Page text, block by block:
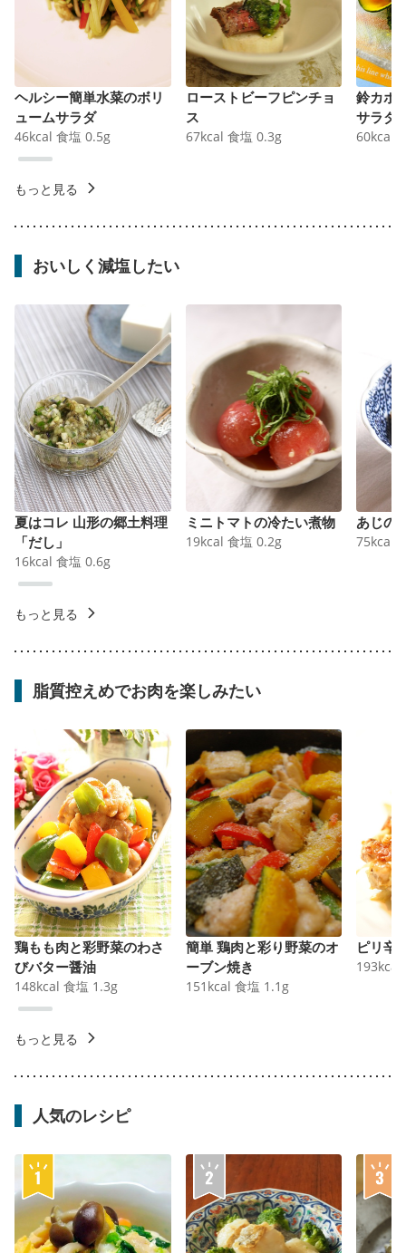
ヘルシー簡単水菜のボリ
ュームサラダ
46kcal 食塩 0.5g
ローストビーフピンチョ
ス
67kcal 食塩 0.3g
鈴カボ
サラダ
60kcal
もっと見る
おいしく減塩したい
夏はコレ 山形の郷土料理
「だし」
16kcal 食塩 0.6g
ミニトマトの冷たい煮物
19kcal 食塩 0.2g
あじの
75kcal
もっと見る
脂質控えめでお肉を楽しみたい
鶏もも肉と彩野菜のわさ
びバター醤油
148kcal 食塩 1.3g
簡単 鶏肉と彩り野菜のオ
ーブン焼き
151 kcal 食塩 1.1 g
ピリ辛
193kcal
もっと見る
人気のレシピ